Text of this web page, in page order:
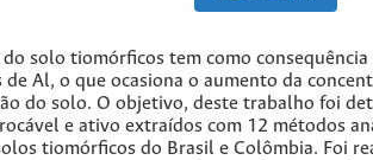
do solo tiomórficos tem como
de Al, o que ocasiona o aumento da
do solo. O objetivo, deste trabalho foi
e ativo extraídos com 12 métodos
tiomórficos do Brasil e Colômbia. Foi